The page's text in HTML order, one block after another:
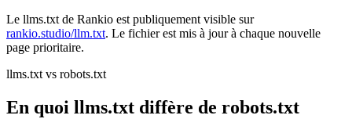
Le llms.txt de Rankio est publiquement visible sur
rankio.studio/llm.txt. Le fichier est mis à jour à chaque nouvelle
page prioritaire.
llms.txt vs robots.txt
En quoi llms.txt diffère de robots.txt